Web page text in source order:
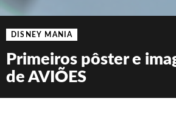
DISNEY MANIA
Primeiros pôster e
de AVIÕES